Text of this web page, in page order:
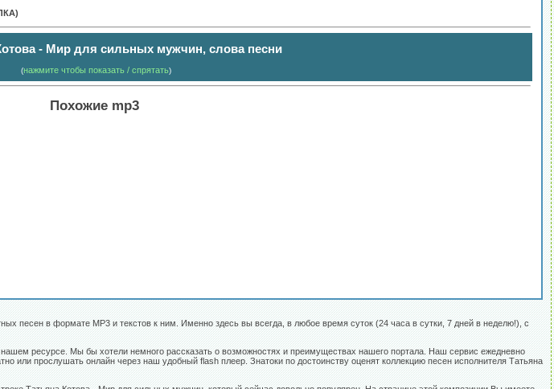
- Мир для сильных мужчин, слова песни
(нажмите чтобы показать / спрятать)
Похожие mp3
песен в формате MP3 и текстов к ним. Именно здесь вы всегда, в любое время суток (24 часа в сутки, 7 дней в неделю!), с
ресурсе. Мы бы хотели немного рассказать о возможностях и преимуществах нашего портала. Наш сервис ежедневно
или прослушать онлайн через наш удобный flash плеер. Знатоки по достоинству оценят коллекцию песен исполнителя Татьяна